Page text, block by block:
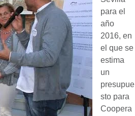
para el
año
2016, en
el que se
estima
un
presupue
sto para
Coopera